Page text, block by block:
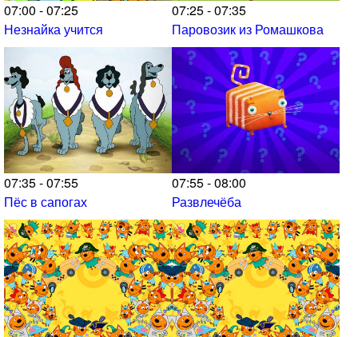
07:00 - 07:25
Незнайка учится
07:25 - 07:35
Паровозик из Ромашкова
07:35 - 07:55
Пёс в сапогах
07:55 - 08:00
Развлечёба